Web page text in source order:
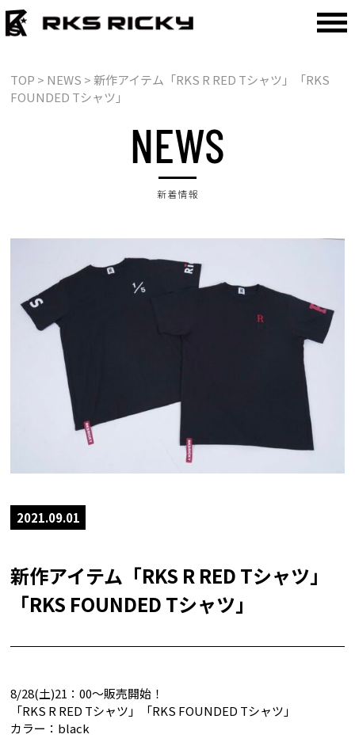
TOP > NEWS > 新作アイテム「RKS R RED Tシャツ」「RKS
FOUNDED Tシャツ」
2021.09.01
新作アイテム「RKS R RED Tシャツ」
「RKS FOUNDED Tシャツ」
8/28(土)21：00～販売開始！
「RKS R RED Tシャツ」「RKS FOUNDED Tシャツ」
カラー：black